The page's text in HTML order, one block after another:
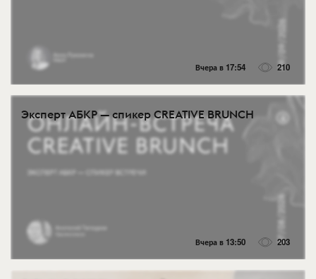
Вчера в 17:54 210
Эксперт АБКР — спикер CREATIVE BRUNCH
Вчера в 13:50 203